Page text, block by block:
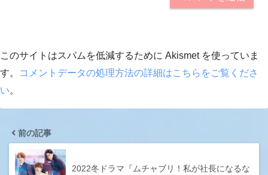
このサイトはスパムを低減するために Akismet を使っていま
す。
コメントデータの処理方法の詳細はこちらをご覧くださ
い。
前の記事
2022冬ドラマ『ムチャブリ！私が社長になるな